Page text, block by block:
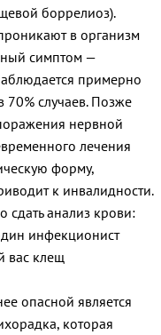
боррелиоз).
в организм
симптом —
примерно
70% случаев. Позже
нервной
лечения
форму,
к инвалидности.
сдать анализ крови:
инфекционист
вас клещ
опасной является
которая